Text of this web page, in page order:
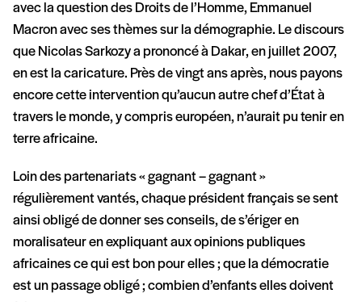
avec la question des Droits de l’Homme, Emmanuel
Macron avec ses thèmes sur la démographie. Le discours
que Nicolas Sarkozy a prononcé à Dakar, en juillet 2007,
en est la caricature. Près de vingt ans après, nous payons
encore cette intervention qu’aucun autre chef d’État à
travers le monde, y compris européen, n’aurait pu tenir en
terre africaine.
Loin des partenariats « gagnant – gagnant »
régulièrement vantés, chaque président français se sent
ainsi obligé de donner ses conseils, de s’ériger en
moralisateur en expliquant aux opinions publiques
africaines ce qui est bon pour elles ; que la démocratie
est un passage obligé ; combien d’enfants elles doivent